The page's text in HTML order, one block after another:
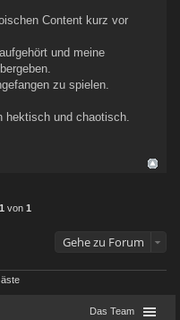
Content kurz vor
und meine
zu spielen.
hektisch und chaotisch.
1 von 1
Gehe zu Forum
Das Team